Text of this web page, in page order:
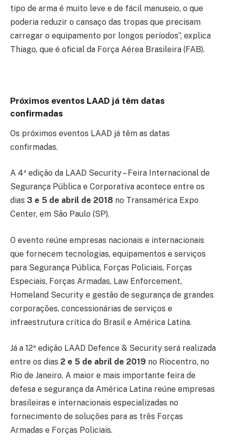
tipo de arma é muito leve e de fácil manuseio, o que
poderia reduzir o cansaço das tropas que precisam
carregar o equipamento por longos períodos”, explica
Thiago, que é oficial da Força Aérea Brasileira (FAB).
Próximos eventos LAAD já têm datas
confirmadas
Os próximos eventos LAAD já têm as datas
confirmadas.
A 4ª edição da LAAD Security – Feira Internacional de
Segurança Pública e Corporativa acontece entre os
dias 3 e 5 de abril de 2018 no Transamérica Expo
Center, em São Paulo (SP).
O evento reúne empresas nacionais e internacionais
que fornecem tecnologias, equipamentos e serviços
para Segurança Pública, Forças Policiais, Forças
Especiais, Forças Armadas, Law Enforcement,
Homeland Security e gestão de segurança de grandes
corporações, concessionárias de serviços e
infraestrutura crítica do Brasil e América Latina.
Já a 12ª edição LAAD Defence & Security será realizada
entre os dias 2 e 5 de abril de 2019 no Riocentro, no
Rio de Janeiro. A maior e mais importante feira de
defesa e segurança da América Latina reúne empresas
brasileiras e internacionais especializadas no
fornecimento de soluções para as três Forças
Armadas e Forças Policiais.